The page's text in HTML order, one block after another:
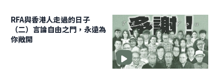
RFA與香港人走過的日子
（二）言論自由之門，永遠為
你敞開